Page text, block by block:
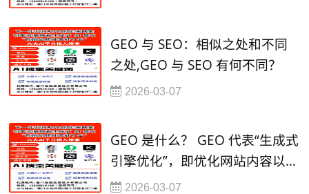
GEO 与 SEO：相似之处和不同
之处,GEO 与 SEO 有何不同？
2026-03-07
GEO 是什么？ GEO 代表“生成式
引擎优化”，即优化网站内容以提
高其在人工智能驱动的搜索引擎
2026-03-07